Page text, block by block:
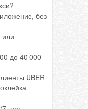
без
или
до 40 000
UBER